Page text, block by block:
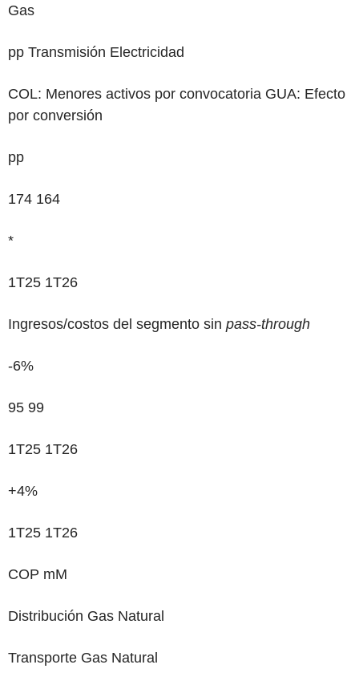
Gas
pp Transmisión Electricidad
COL: Menores activos por convocatoria GUA: Efecto
por conversión
pp
174 164
*
1T25 1T26
Ingresos/costos del segmento sin pass-through
-6%
95 99
1T25 1T26
+4%
1T25 1T26
COP mM
Distribución Gas Natural
Transporte Gas Natural